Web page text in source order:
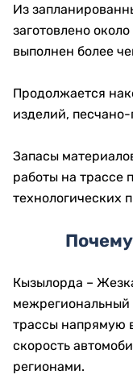
Из
заготовлено
выполнен более
Продолжается
изделий,
Запасы
работы на трассе
технологических
Кызылорда –
межрегиональный
трассы напрямую
скорость
регионами.